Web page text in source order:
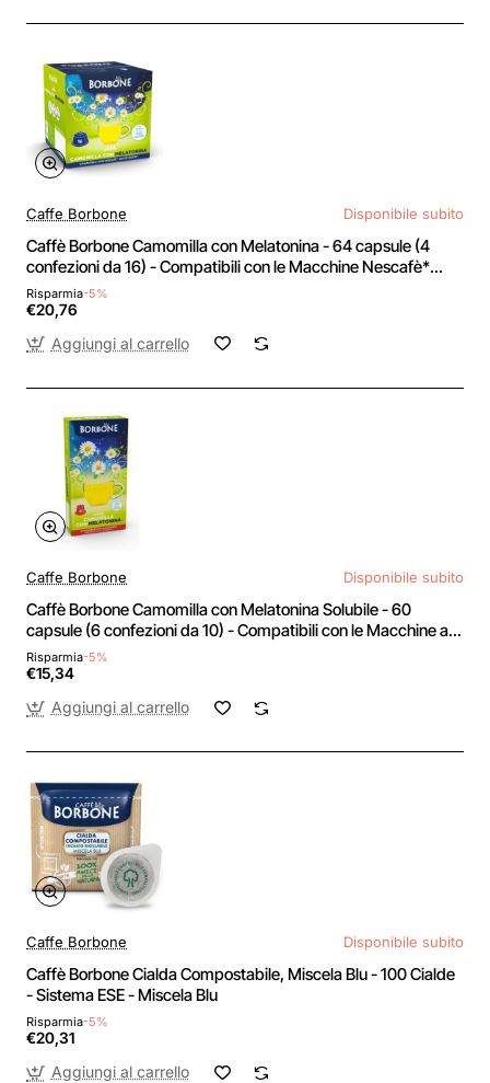
Caffe Borbone Disponibile subito
Caffè Borbone Camomilla con Melatonina - 64 capsule (4
confezioni da 16) - Compatibili con le Macchine Nescafè*
Dolce Gusto* - Camomilla con Melatonina
Risparmia-5%
€20,76
Aggiungi al carrello
Caffe Borbone Disponibile subito
Caffè Borbone Camomilla con Melatonina Solubile - 60
capsule (6 confezioni da 10) - Compatibili con le Macchine ad
uso domestico Nespresso* - Camomilla Con Melatonina
Risparmia-5%
€15,34
Aggiungi al carrello
Caffe Borbone Disponibile subito
Caffè Borbone Cialda Compostabile, Miscela Blu - 100 Cialde
- Sistema ESE - Miscela Blu
Risparmia-5%
€20,31
Aggiungi al carrello